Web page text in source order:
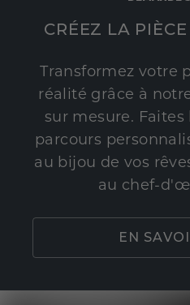
CRÉEZ LA
Transformez votre
réalité grâce à
sur mesure.
parcours
au bijou de vos
au chef-
EN